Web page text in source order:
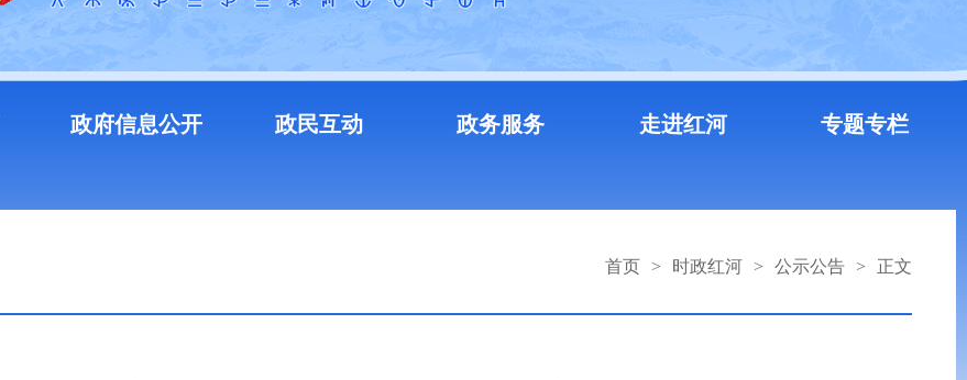
政府信息公开 政民互动 政务服务 走进红河 专题专栏
首页 > 时政红河 > 公示公告 > 正文